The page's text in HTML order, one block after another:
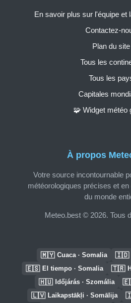
À propos
Votre source incontournable
météorologiques précises et
du monde
Meteo.best © 2026. Tous
En savoir plus sur l'équipe et
Contactez-
Plan du site
Tous les
Tous les
Capitales
🧩 Widget météo
🇲🇾 Cuaca · Somalia 🇮🇩
🇪🇸 El tiempo · Somalia 🇹🇷
🇭🇺 Időjárás · Szomália
🇱🇻 Laikapstākļi · Somālija